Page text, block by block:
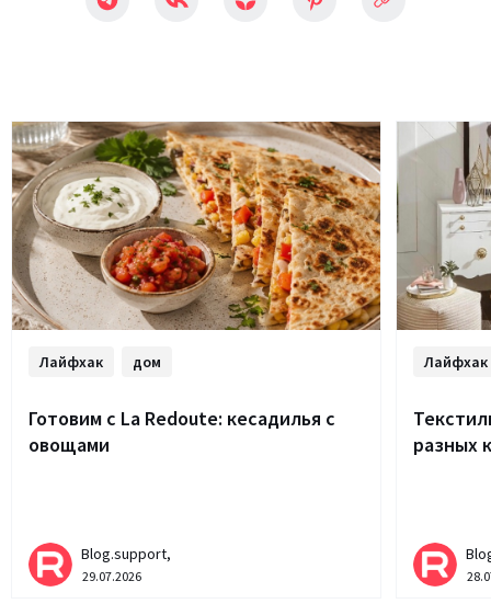
Лайфхак дом
Готовим с La Redoute: кесадилья с
овощами
Blog.support,
29.07.2026
Лайфхак
разных